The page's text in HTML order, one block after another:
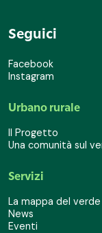
Seguici
Facebook
Instagram
Urbano rurale
Il Progetto
Una comunità sul
Servizi
La mappa del
News
Eventi